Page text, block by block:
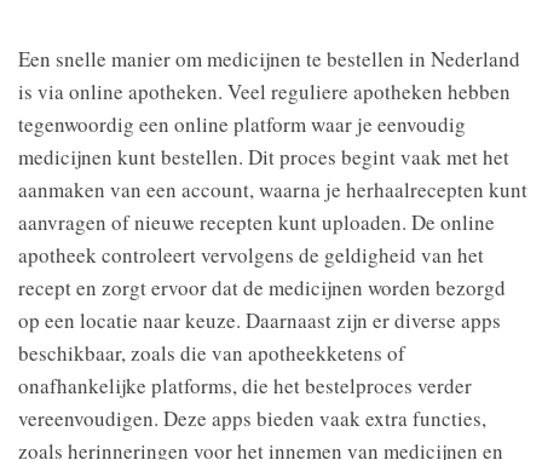
Een snelle manier om medicijnen te bestellen in Nederland
is via online apotheken. Veel reguliere apotheken hebben
tegenwoordig een online platform waar je eenvoudig
medicijnen kunt bestellen. Dit proces begint vaak met het
aanmaken van een account, waarna je herhaalrecepten kunt
aanvragen of nieuwe recepten kunt uploaden. De online
apotheek controleert vervolgens de geldigheid van het
recept en zorgt ervoor dat de medicijnen worden bezorgd
op een locatie naar keuze. Daarnaast zijn er diverse apps
beschikbaar, zoals die van apotheekketens of
onafhankelijke platforms, die het bestelproces verder
vereenvoudigen. Deze apps bieden vaak extra functies,
zoals herinneringen voor het innemen van medicijnen en